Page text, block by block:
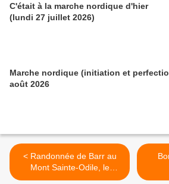
C'était à la marche nordique d'hier
(lundi 27 juillet 2026)
Marche nordique (initiation et
août 2026
< Randonnée de Barr au
Mont Sainte-Odile, le
mercredi 04 janvier 2023